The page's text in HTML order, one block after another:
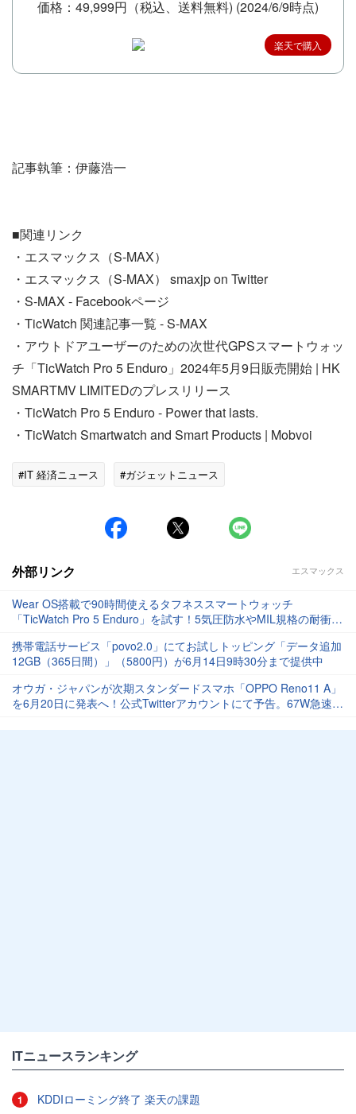
価格：49,999円（税込、送料無料) (2024/6/9時点)
楽天で購入
記事執筆：伊藤浩一
■関連リンク
・エスマックス（S-MAX）
・エスマックス（S-MAX） smaxjp on Twitter
・S-MAX - Facebookページ
・TicWatch 関連記事一覧 - S-MAX
・アウトドアユーザーのための次世代GPSスマートウォッ
チ「TicWatch Pro 5 Enduro」2024年5月9日販売開始 | HK
SMARTMV LIMITEDのプレスリリース
・TicWatch Pro 5 Enduro - Power that lasts.
・TicWatch Smartwatch and Smart Products | Mobvoi
#IT 経済ニュース #ガジェットニュース
外部リンク エスマックス
Wear OS搭載で90時間使えるタフネススマートウォッチ
「TicWatch Pro 5 Enduro」を試す！5気圧防水やMIL規格の耐衝撃
携帯電話サービス「povo2.0」にてお試しトッピング「データ追加
12GB（365日間）」（5800円）が6月14日9時30分まで提供中
オウガ・ジャパンが次期スタンダードスマホ「OPPO Reno11 A」
を6月20日に発表へ！公式Twitterアカウントにて予告。67W急速充
ITニュースランキング
1 KDDIローミング終了 楽天の課題